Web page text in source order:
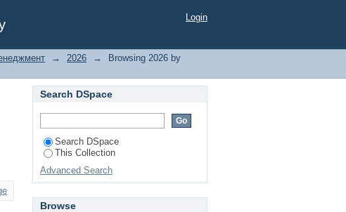
Login
→ 2026 →
Browsing 2026 by
Search DSpace
Search DSpace
This Collection
Advanced Search
Browse